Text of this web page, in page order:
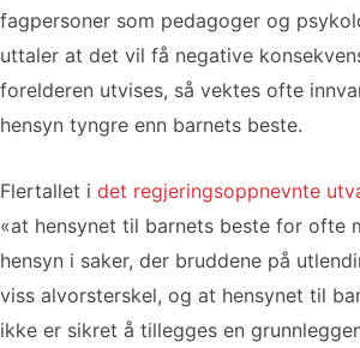
fagpersoner som pedagoger og
uttaler at det vil få negative
forelderen utvises, så vektes ofte
hensyn tyngre enn barnets beste.
Flertallet i det regjeringsoppnevnte
«at hensynet til barnets beste for ofte
hensyn i saker, der bruddene på
viss alvorsterskel, og at hensynet til
ikke er sikret å tillegges en